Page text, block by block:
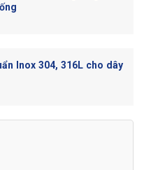
Inox 304, 316L cho dây